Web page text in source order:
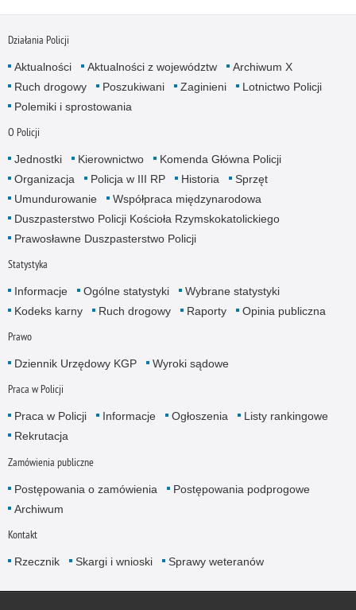
Działania Policji
Aktualności Aktualności z województw
Archiwum X
Ruch drogowy
Poszukiwani Zaginieni
Lotnictwo Policji
Polemiki i sprostowania
O Policji
Jednostki Kierownictwo
Komenda Główna Policji
Organizacja
Policja w III RP Historia
Sprzęt
Umundurowanie
Współpraca międzynarodowa
Duszpasterstwo Policji Kościoła Rzymskokatolickiego
Prawosławne Duszpasterstwo Policji
Statystyka
Informacje Ogólne statystyki
Wybrane statystyki
Kodeks karny
Ruch drogowy Raporty Opinia publiczna
Prawo
Dziennik Urzędowy KGP Wyroki sądowe
Praca w Policji
Praca w Policji Informacje Ogłoszenia
Listy rankingowe
Rekrutacja
Zamówienia publiczne
Postępowania o zamówienia
Postępowania podprogowe
Archiwum
Kontakt
Rzecznik Skargi i wnioski Sprawy weteranów